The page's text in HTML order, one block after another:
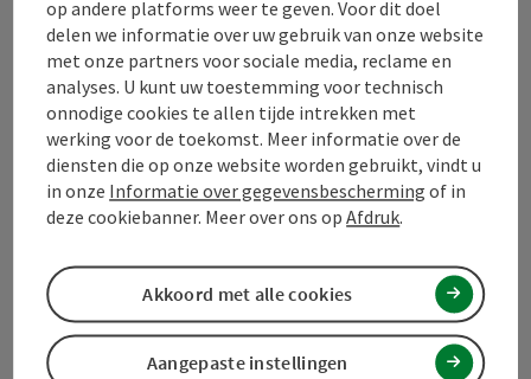
Hauptplatz 19
4190 Bad Leonfelden
+43 50 7263 100
info@muehlviertel.at
FacebookInstagramPinterestLinkedIn
op andere platforms weer te geven. Voor dit doel
delen we informatie over uw gebruik van onze website
met onze partners voor sociale media, reclame en
analyses. U kunt uw toestemming voor technisch
onnodige cookies te allen tijde intrekken met
werking voor de toekomst. Meer informatie over de
diensten die op onze website worden gebruikt, vindt u
in onze Informatie over gegevensbescherming of in
deze cookiebanner. Meer over ons opAfdruk.
Aangepaste instellingen
Akkoord met alle cookies